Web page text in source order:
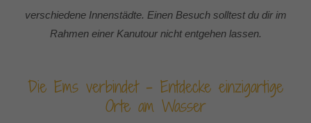
verschiedene Innenstädte. Einen Besuch solltest du dir im
Rahmen einer Kanutour nicht entgehen lassen.
Die Ems verbindet - Entdecke einzigartige
Orte am Wasser